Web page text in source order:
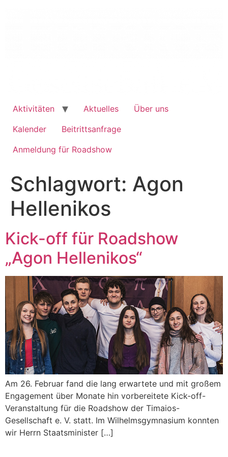
Aktivitäten Aktuelles
Über uns
Kalender
Beitrittsanfrage
Anmeldung für Roadshow
Schlagwort: Agon
Hellenikos
Kick-off für Roadshow
„Agon Hellenikos“
Am 26. Februar fand die lang erwartete und mit großem
Engagement über Monate hin vorbereitete Kick-off-
Veranstaltung für die Roadshow der Timaios-
Gesellschaft e. V. statt. Im Wilhelmsgymnasium konnten
wir Herrn Staatsminister […]